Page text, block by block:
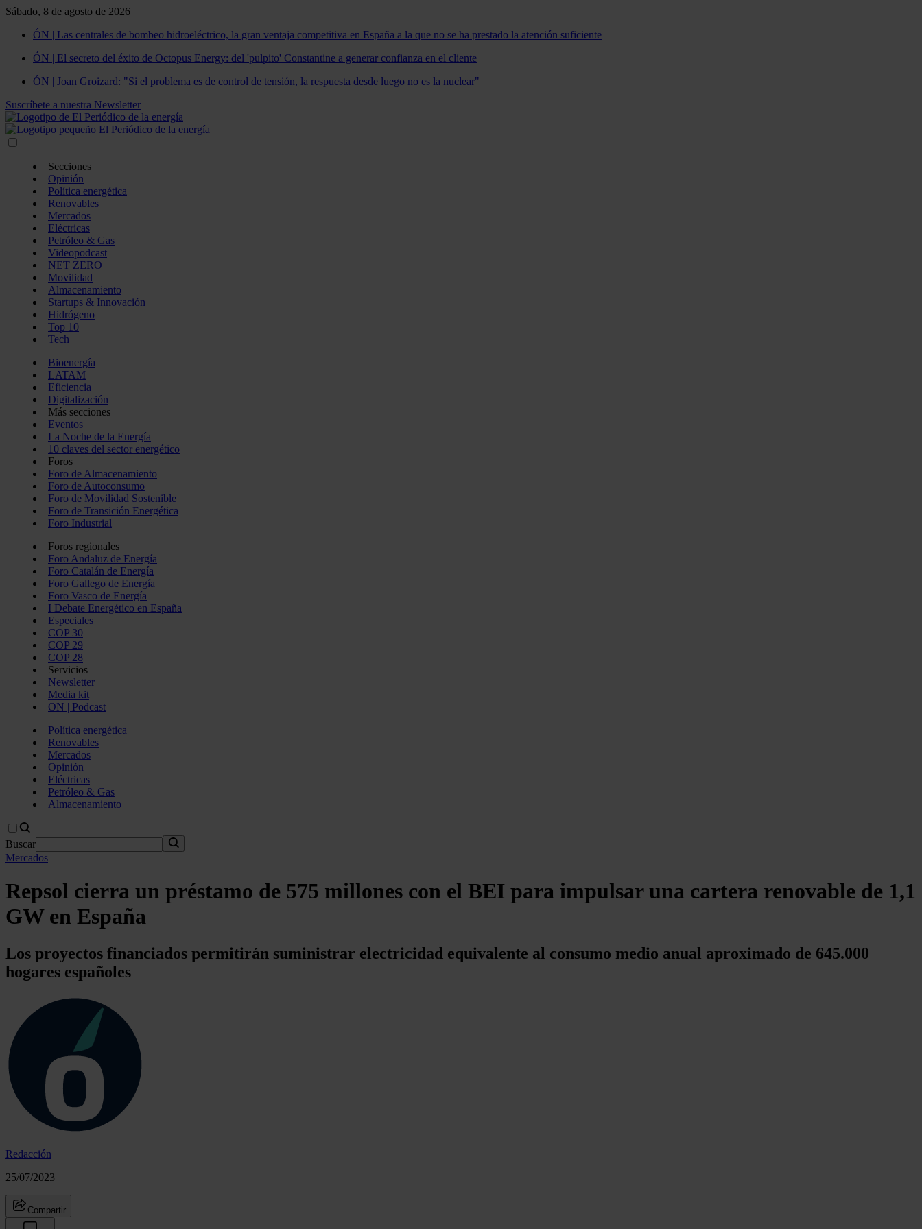
Sábado, 8 de agosto de 2026
ÓN | Las centrales de bombeo hidroeléctrico, la gran ventaja competitiva en España a la que no se ha prestado la atención suficiente
ÓN | El secreto del éxito de Octopus Energy: del 'pulpito' Constantine a generar confianza en el cliente
ÓN | Joan Groizard: "Si el problema es de control de tensión, la respuesta desde luego no es la nuclear"
Suscríbete a nuestra Newsletter
Secciones
Opinión
Política energética
Renovables
Mercados
Eléctricas
Petróleo & Gas
Videopodcast
NET ZERO
Movilidad
Almacenamiento
Startups & Innovación
Hidrógeno
Top 10
Tech
Bioenergía
LATAM
Eficiencia
Digitalización
Más secciones
Eventos
La Noche de la Energía
10 claves del sector energético
Foros
Foro de Almacenamiento
Foro de Autoconsumo
Foro de Movilidad Sostenible
Foro de Transición Energética
Foro Industrial
Foros regionales
Foro Andaluz de Energía
Foro Catalán de Energía
Foro Gallego de Energía
Foro Vasco de Energía
I Debate Energético en España
Especiales
COP 30
COP 29
COP 28
Servicios
Newsletter
Media kit
ON | Podcast
Política energética
Renovables
Mercados
Opinión
Eléctricas
Petróleo & Gas
Almacenamiento
Buscar
Mercados
Repsol cierra un préstamo de 575 millones con el BEI para impulsar una cartera renovable de 1,1
GW en España
Los proyectos financiados permitirán suministrar electricidad equivalente al consumo medio anual aproximado de 645.000
hogares españoles
Redacción
25/07/2023
Compartir